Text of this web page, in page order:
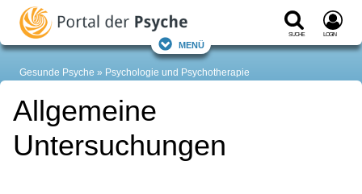
Suche Login
Menü
Gesunde Psyche Psychologie und Psychotherapie
Allgemeine
Untersuchungen